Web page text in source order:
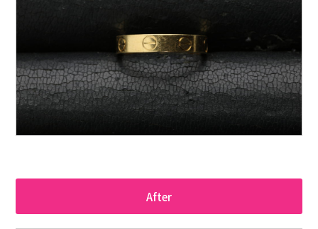
After